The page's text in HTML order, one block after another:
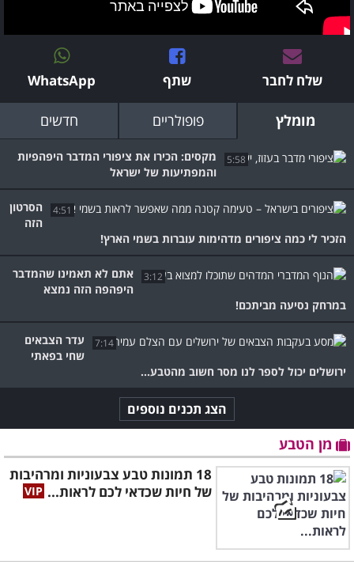
שלח לחבר שתף WhatsApp
מומלץ פופולריים חדשים
5:58
מקסים: הכירו את ציפורי המדבר היפהפיות
והמפתיעות של ישראל
4:51
הסרטון
הזה
הזכיר לי כמה ציפורים מדהימות עוברות בשמי הארץ!
3:12
אתם לא תאמינו שהמדבר
היפהפה הזה נמצא
במרחק נסיעה מביתכם!
7:14
עדר הצבאים
שחי בפאתי
ירושלים יכול לספר לנו מסר חשוב מהטבע...
הצג תכנים נוספים
מן הטבע
18 תמונות טבע צבעוניות ומרהיבות
של חיות שכדאי לכם לראות...